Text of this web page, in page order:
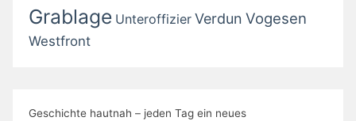
Grablage Unteroffizier Verdun Vogesen
Westfront
Geschichte hautnah – jeden Tag ein neues